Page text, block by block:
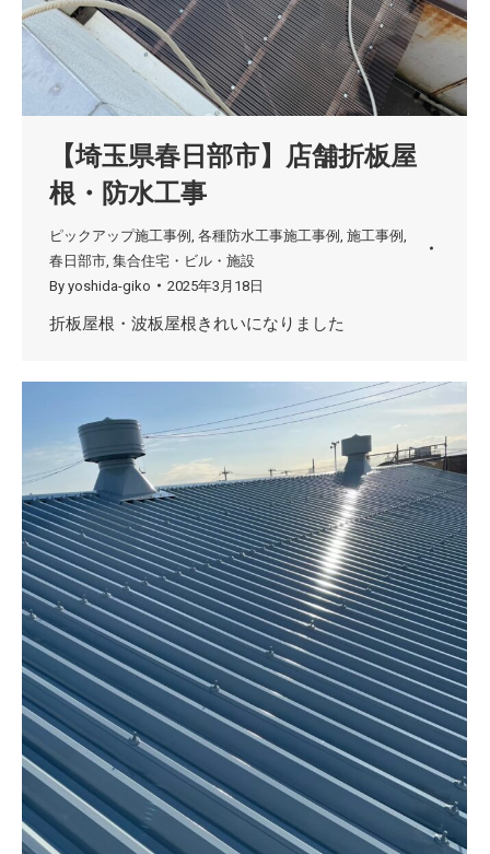
【埼玉県春日部市】店舗折板屋
根・防水工事
ピックアップ施工事例 各種防水工事施工事例 施工事例
春日部市 集合住宅・ビル・施設
By yoshida-giko 2025年3月18日
折板屋根・波板屋根きれいになりました